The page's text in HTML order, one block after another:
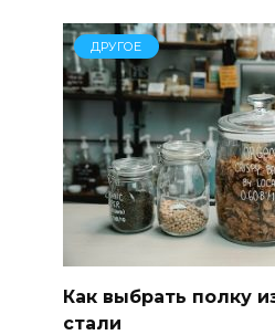
ДРУГОЕ
Как выбрать полку
стали